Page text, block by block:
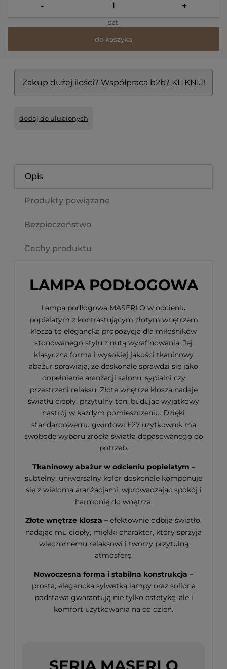
- +
szt.
do koszyka
Zakup dużej ilości? Współpraca b2b? KLIKNIJ!
dodaj do ulubionych
Opis
Produkty powiązane
Bezpieczeństwo
Cechy produktu
LAMPA PODŁOGOWA
Lampa podłogowa MASERLO w odcieniu
popielatym z kontrastującym złotym wnętrzem
klosza to elegancka propozycja dla miłośników
stonowanego stylu z nutą wyrafinowania. Jej
klasyczna forma i wysokiej jakości tkaninowy
abażur sprawiają, że doskonale sprawdzi się jako
dopełnienie aranżacji salonu, sypialni czy
przestrzeni relaksu. Złote wnętrze klosza nadaje
światłu ciepły, przytulny ton, budując wyjątkowy
nastrój w każdym pomieszczeniu. Dzięki
standardowemu gwintowi E27 użytkownik ma
swobodę wyboru źródła światła dopasowanego do
potrzeb.
Tkaninowy abażur w odcieniu popielatym –
subtelny, uniwersalny kolor doskonale komponuje
się z wieloma aranżacjami, wprowadzając spokój i
harmonię do wnętrza.
Złote wnętrze klosza – efektownie odbija światło,
nadając mu ciepły, miękki charakter, który sprzyja
wieczornemu relaksowi i tworzy przytulną
atmosferę.
Nowoczesna forma i stabilna konstrukcja –
prosta, elegancka sylwetka lampy oraz solidna
podstawa gwarantują nie tylko estetykę, ale i
komfort użytkowania na co dzień.